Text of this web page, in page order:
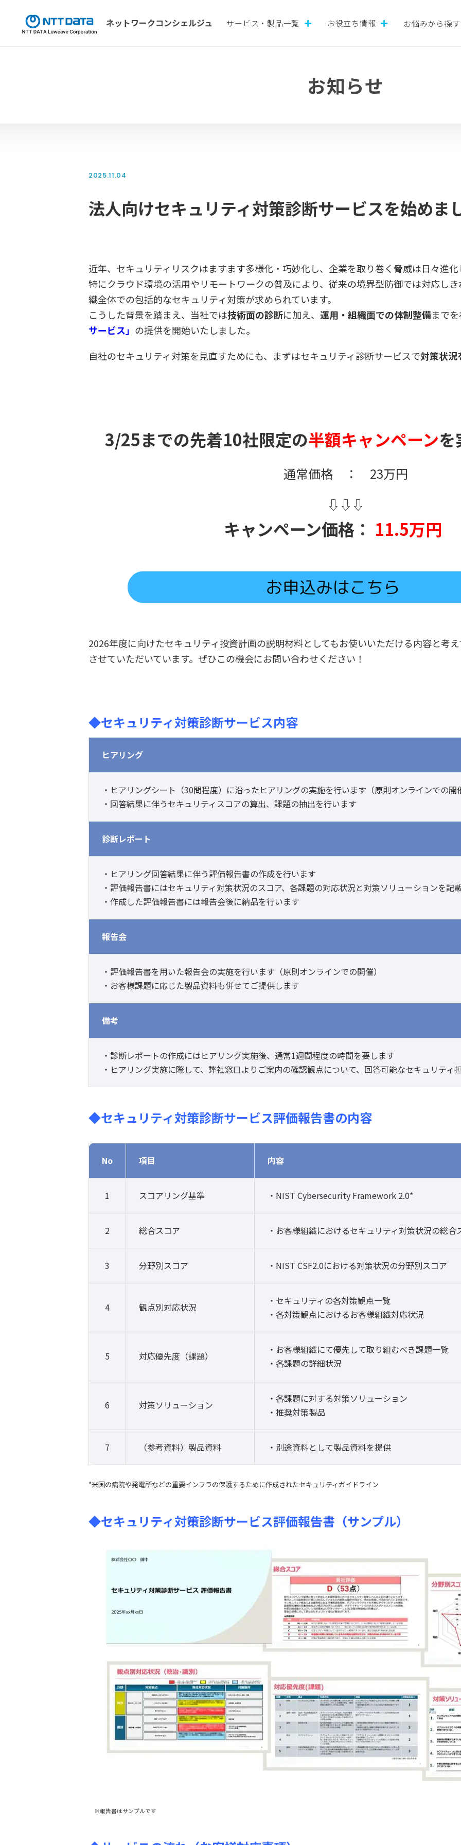
ネットワークコンシェルジュ サービス・製品一覧 お役立ち情報 お悩みから探す
お知らせ
2025.11.04
法人向けセキュリティ対策診断サービスを始めま
近年、セキュリティリスクはますます多様化・巧妙化し、企業を取り巻く脅威は日々進化
特にクラウド環境の活用やリモートワークの普及により、従来の境界型防御では対応し
織全体での包括的なセキュリティ対策が求められています。
こうした背景を踏まえ、当社では技術面の診断に加え、 運用・組織面での体制整備まで
サービス」 の提供を開始いたしました。
自社のセキュリティ対策を見直すためにも、まずはセキュリティ診断サービスで対策状況
3/25までの先着10社限定の半額キャンペーンを
通常価格 ： 23万円
⇩⇩⇩
キャンペーン価格： 11.5万円
2026年度に向けたセキュリティ投資計画の説明材料としてもお使いいただける内容と考
させていただいています。ぜひこの機会にお問い合わせください！
◆セキュリティ対策診断サービス内容
ヒアリング
・ヒアリングシート（30問程度）に沿ったヒアリングの実施を行います（原則オンラインでの開
・回答結果に伴うセキュリティスコアの算出、課題の抽出を行います
診断レポート
・ヒアリング回答結果に伴う評価報告書の作成を行います
・評価報告書にはセキュリティ対策状況のスコア、各課題の対応状況と対策ソリューションを記
・作成した評価報告書には報告会後に納品を行います
報告会
・評価報告書を用いた報告会の実施を行います（原則オンラインでの開催）
・お客様課題に応じた製品資料も併せてご提供します
備考
・診断レポートの作成にはヒアリング実施後、通常1週間程度の時間を要します
・ヒアリング実施に際して、弊社窓口よりご案内の確認観点について、回答可能なセキュリティ
◆セキュリティ対策診断サービス評価報告書の内容
No 項目 内容
1 スコアリング基準 ・NIST Cybersecurity Framework 2.0*
2 総合スコア ・お客様組織におけるセキュリティ対策状況の総合
3 分野別スコア ・NIST CSF2.0における対策状況の分野別スコア
4 観点別対応状況
・セキュリティの各対策観点一覧
・各対策観点におけるお客様組織対応状況
5 対応優先度（課題）
・お客様組織にて優先して取り組むべき課題一覧
・各課題の詳細状況
6 対策ソリューション
・各課題に対する対策ソリューション
・推奨対策製品
7 （参考資料）製品資料 ・別途資料として製品資料を提供
*米国の病院や発電所などの重要インフラの保護するために作成されたセキュリティガイドライン
◆セキュリティ対策診断サービス評価報告書（サンプル）
※報告書はサンプルです